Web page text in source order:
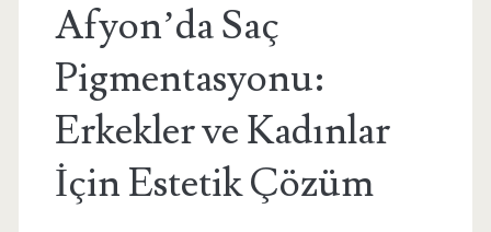
Afyon’da Saç
Pigmentasyonu:
Erkekler ve Kadınlar
İçin Estetik Çözüm